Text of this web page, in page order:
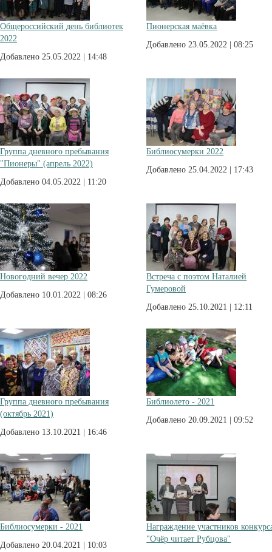
Общероссийский день библиотек
2022
Добавлено 25.05.2022 | 14:48
Пионерская маёвка
Добавлено 23.05.2022 | 08:25
Группа дневного пребывания
"Пионеры" (апрель 2022)
Добавлено 04.05.2022 | 11:20
Библиосумерки 2022
Добавлено 25.04.2022 | 17:43
Новогодний вечер 2022
Добавлено 10.01.2022 | 08:26
Встреча с поэтом Наталией
Гумеровой
Добавлено 25.10.2021 | 12:11
Группа дневного пребывания
(октябрь 2021)
Добавлено 13.10.2021 | 16:46
Библиолето - 2021
Добавлено 20.09.2021 | 09:52
Библиосумерки - 2021
Добавлено 20.04.2021 | 10:03
Награждение участников
"Очёр читает Рубцова"